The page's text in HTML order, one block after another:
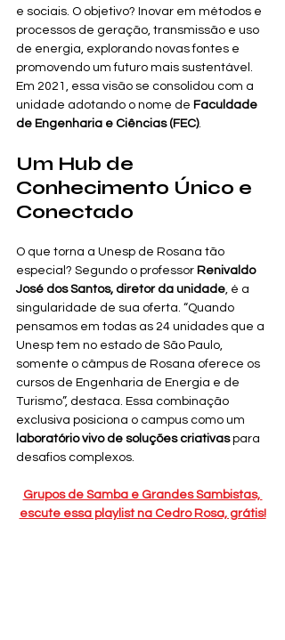
e sociais. O objetivo? Inovar em métodos e
processos de geração, transmissão e uso
de energia, explorando novas fontes e
promovendo um futuro mais sustentável.
Em 2021, essa visão se consolidou com a
unidade adotando o nome de Faculdade
de Engenharia e Ciências (FEC).
Um Hub de
Conhecimento Único e
Conectado
O que torna a Unesp de Rosana tão
especial? Segundo o professor Renivaldo
José dos Santos, diretor da unidade , é a
singularidade de sua oferta. “Quando
pensamos em todas as 24 unidades que a
Unesp tem no estado de São Paulo,
somente o câmpus de Rosana oferece os
cursos de Engenharia de Energia e de
Turismo”, destaca. Essa combinação
exclusiva posiciona o campus como um
laboratório vivo de soluções criativas para
desafios complexos.
Grupos de Samba e Grandes Sambistas,
escute essa playlist na Cedro Rosa, grátis!